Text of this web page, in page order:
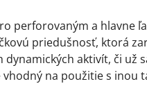
perforovaným a hlavne
priedušnosť, ktorá
aktivít, či už
na použitie s inou